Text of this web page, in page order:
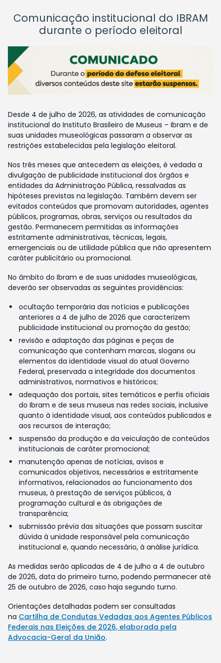
Comunicação institucional do IBRAM
durante o período eleitoral
Desde 4 de julho de 2026, as atividades de comunicação
institucional do Instituto Brasileiro de Museus – Ibram e de
suas unidades museológicas passaram a observar as
restrições estabelecidas pela legislação eleitoral.
Nos três meses que antecedem as eleições, é vedada a
divulgação de publicidade institucional dos órgãos e
entidades da Administração Pública, ressalvadas as
hipóteses previstas na legislação. Também devem ser
evitados conteúdos que promovam autoridades, agentes
públicos, programas, obras, serviços ou resultados da
gestão. Permanecem permitidas as informações
estritamente administrativas, técnicas, legais,
emergenciais ou de utilidade pública que não apresentem
caráter publicitário ou promocional.
No âmbito do Ibram e de suas unidades museológicas,
deverão ser observadas as seguintes providências:
ocultação temporária das notícias e publicações
anteriores a 4 de julho de 2026 que caracterizem
publicidade institucional ou promoção da gestão;
revisão e adaptação das páginas e peças de
comunicação que contenham marcas, slogans ou
elementos da identidade visual do atual Governo
Federal, preservada a integridade dos documentos
administrativos, normativos e históricos;
adequação dos portais, sites temáticos e perfis oficiais
do Ibram e de seus museus nas redes sociais, inclusive
quanto à identidade visual, aos conteúdos publicados e
aos recursos de interação;
suspensão da produção e da veiculação de conteúdos
institucionais de caráter promocional;
manutenção apenas de notícias, avisos e
comunicados objetivos, necessários e estritamente
informativos, relacionados ao funcionamento dos
museus, à prestação de serviços públicos, à
programação cultural e às obrigações de
transparência;
submissão prévia das situações que possam suscitar
dúvida à unidade responsável pela comunicação
institucional e, quando necessário, à análise jurídica.
As medidas serão aplicadas de 4 de julho a 4 de outubro
de 2026, data do primeiro turno, podendo permanecer até
25 de outubro de 2026, caso haja segundo turno.
Orientações detalhadas podem ser consultadas
na Cartilha de Condutas Vedadas aos Agentes Públicos
Federais nas Eleições de 2026, elaborada pela
Advocacia-Geral da União.